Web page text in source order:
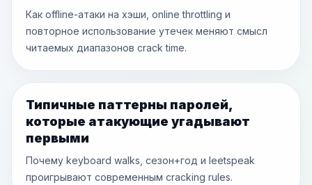
Как offline-атаки на хэши, online throttling и
повторное использование утечек меняют смысл
читаемых диапазонов crack time.
Типичные паттерны паролей,
которые атакующие угадывают
первыми
Почему keyboard walks, сезон+год и leetspeak
проигрывают современным cracking rules.